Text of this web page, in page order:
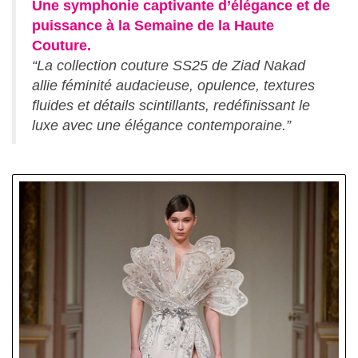
Une symphonie captivante d’élégance et de
puissance à la Semaine de la Haute
Couture.
“La collection couture SS25 de Ziad Nakad
allie féminité audacieuse, opulence, textures
fluides et détails scintillants, redéfinissant le
luxe avec une élégance contemporaine.”